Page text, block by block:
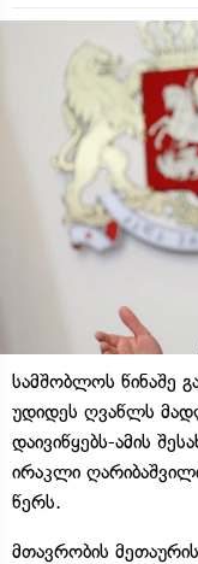
სამშობლოს წინაშე
უდიდეს ღვაწლს
დაივიწყებს-ამის
ირაკლი
წერს.
მთავრობის